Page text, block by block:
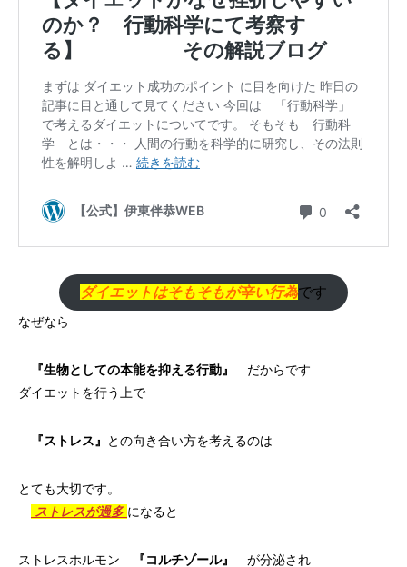
ダイエットはそもそもが辛い行為です
なぜなら
『生物としての本能を抑える行動』
だからです
ダイエットを行う上で
『ストレス』 との向き合い方を考えるのは
とても大切です。
ストレスが過多 になると
ストレスホルモン 『コルチゾール』
が分泌され